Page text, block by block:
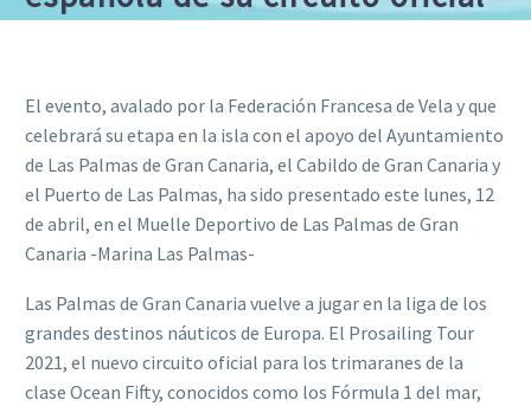
El evento, avalado por la Federación Francesa de Vela y que
celebrará su etapa en la isla con el apoyo del Ayuntamiento
de Las Palmas de Gran Canaria, el Cabildo de Gran Canaria y
el Puerto de Las Palmas, ha sido presentado este lunes, 12
de abril, en el Muelle Deportivo de Las Palmas de Gran
Canaria -Marina Las Palmas-
Las Palmas de Gran Canaria vuelve a jugar en la liga de los
grandes destinos náuticos de Europa. El Prosailing Tour
2021, el nuevo circuito oficial para los trimaranes de la
clase Ocean Fifty, conocidos como los Fórmula 1 del mar,